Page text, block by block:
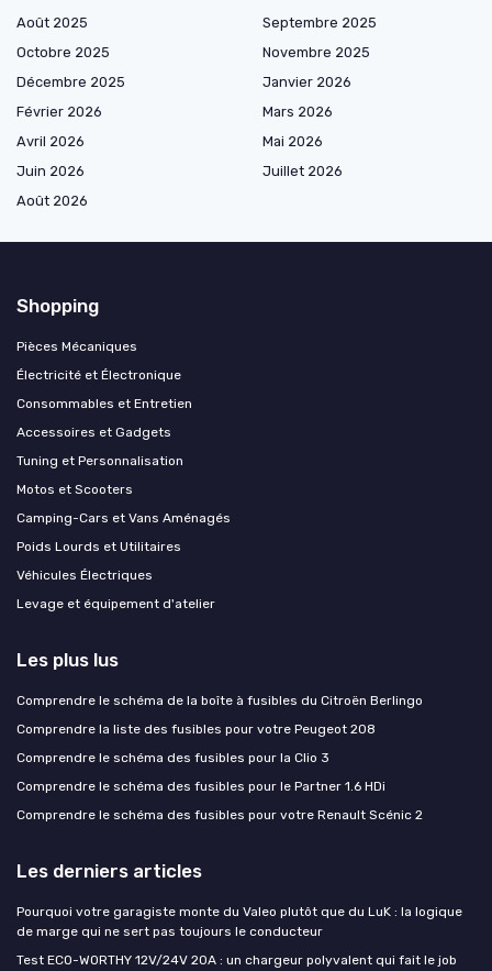
Août 2025
Septembre 2025
Octobre 2025
Novembre 2025
Décembre 2025
Janvier 2026
Février 2026
Mars 2026
Avril 2026
Mai 2026
Juin 2026
Juillet 2026
Août 2026
Shopping
Pièces Mécaniques
Électricité et Électronique
Consommables et Entretien
Accessoires et Gadgets
Tuning et Personnalisation
Motos et Scooters
Camping-Cars et Vans Aménagés
Poids Lourds et Utilitaires
Véhicules Électriques
Levage et équipement d'atelier
Les plus lus
Comprendre le schéma de la boîte à fusibles du Citroën Berlingo
Comprendre la liste des fusibles pour votre Peugeot 208
Comprendre le schéma des fusibles pour la Clio 3
Comprendre le schéma des fusibles pour le Partner 1.6 HDi
Comprendre le schéma des fusibles pour votre Renault Scénic 2
Les derniers articles
Pourquoi votre garagiste monte du Valeo plutôt que du LuK : la logique
de marge qui ne sert pas toujours le conducteur
Test ECO-WORTHY 12V/24V 20A : un chargeur polyvalent qui fait le job